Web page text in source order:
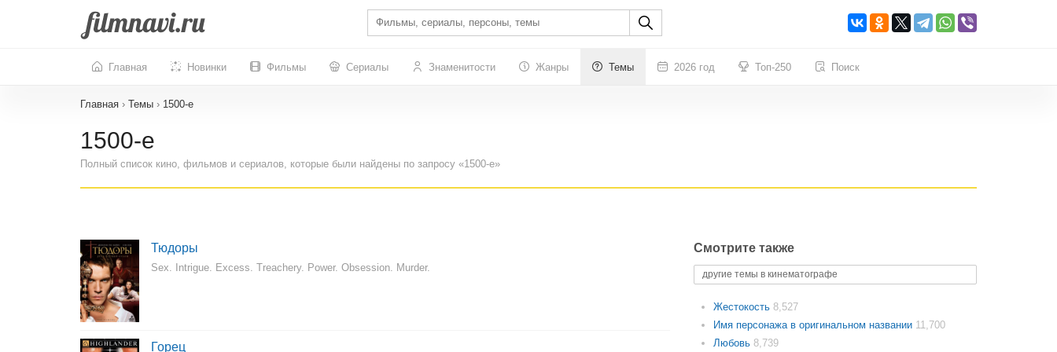
Главная Новинки Фильмы Сериалы Знаменитости Жанры Темы 2026 год Топ-250 Поиск
Главная › Темы › 1500-е
1500-е
Полный список кино, фильмов и сериалов, которые были найдены по запросу «1500-е»
Тюдоры
Sex. Intrigue. Excess. Treachery. Power. Obsession. Murder.
Горец
Смотрите также
другие темы в кинематографе
Жестокость 8,527
Имя персонажа в оригинальном названии 11,700
Любовь 8,739